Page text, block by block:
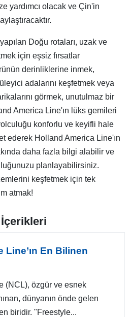
yardımcı olacak ve Çin'in
Doğu rotaları, uzak ve
için eşsiz fırsatlar
derinliklerine inmek,
adalarını keşfetmek veya
görmek, unutulmaz bir
America Line'ın lüks gemileri
konforlu ve keyifli hale
ederek Holland America Line'ın
daha fazla bilgi alabilir ve
planlayabilirsiniz.
keşfetmek için tek
atmak!
İçerikleri
En Bilinen
(NCL), özgür ve esnek
dünyanın önde gelen
biridir. "Freestyle...